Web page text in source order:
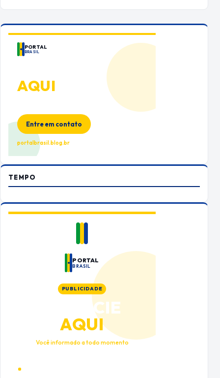
PORTAL
BRASIL
AQUI
Entre em contato
portalbrasil.blog.br
TEMPO
PORTAL
BRASIL
PUBLICIDADE
ANUNCIE
AQUI
Você informado a todo momento